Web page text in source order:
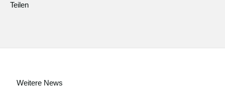
Teilen
Weitere News